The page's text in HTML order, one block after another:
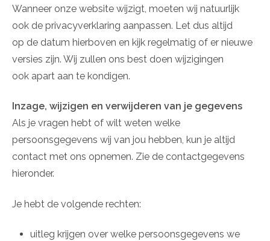
Wanneer onze website wijzigt, moeten wij natuurlijk
ook de privacyverklaring aanpassen. Let dus altijd
op de datum hierboven en kijk regelmatig of er nieuwe
versies zijn. Wij zullen ons best doen wijzigingen
ook apart aan te kondigen.
Inzage, wijzigen en verwijderen van je gegevens
Als je vragen hebt of wilt weten welke
persoonsgegevens wij van jou hebben, kun je altijd
contact met ons opnemen. Zie de contactgegevens
hieronder.
Je hebt de volgende rechten:
uitleg krijgen over welke persoonsgegevens we